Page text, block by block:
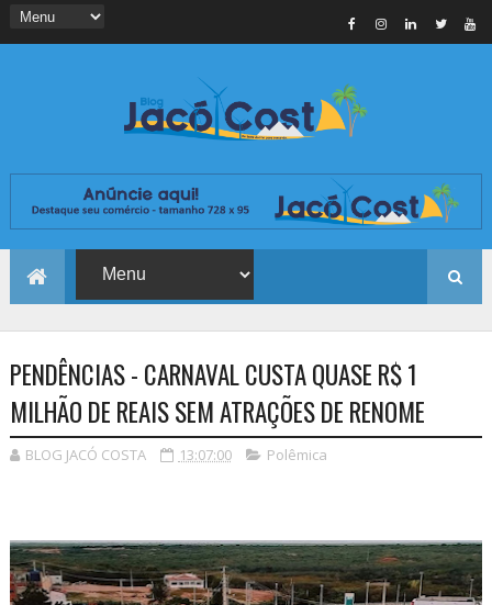
PENDÊNCIAS - CARNAVAL CUSTA QUASE R$ 1
MILHÃO DE REAIS SEM ATRAÇÕES DE RENOME
BLOG JACÓ COSTA 13:07:00 Polêmica